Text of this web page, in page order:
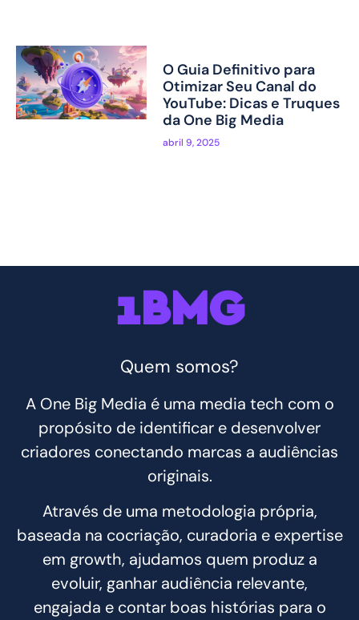
O Guia Definitivo para
Otimizar Seu Canal do
YouTube: Dicas e Truques
da One Big Media
abril 9, 2025
1BMG
Quem somos?
A One Big Media é uma media tech com o
propósito de identificar e desenvolver
criadores conectando marcas a audiências
originais.
Através de uma metodologia própria,
baseada na cocriação, curadoria e expertise
em growth, ajudamos quem produz a
evoluir, ganhar audiência relevante,
engajada e contar boas histórias para o